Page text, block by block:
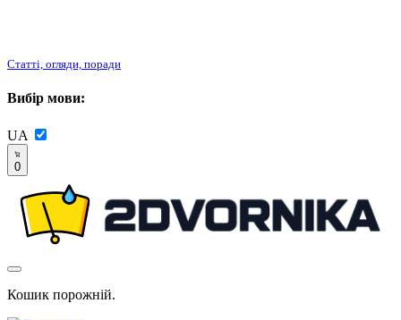
Статті, огляди, поради
Вибір мови:
UA
0
Кошик порожній.